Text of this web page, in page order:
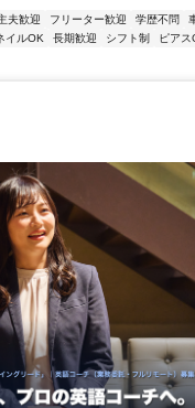
夫歓迎 フリーター歓迎 学歴不問
イルOK 長期歓迎 シフト制 ピアス